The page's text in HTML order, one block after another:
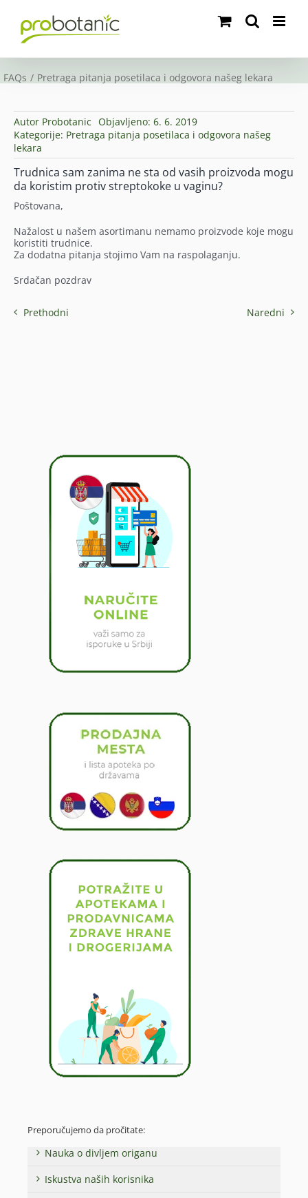
content
FAQs Pretraga pitanja posetilaca i odgovora našeg lekara
Autor Probotanic Objavljeno: 6. 6. 2019
Kategorije: Pretraga pitanja posetilaca i odgovora našeg
lekara
Trudnica sam zanima ne sta od vasih proizvoda mogu
da koristim protiv streptokoke u vaginu?
Poštovana,
Nažalost u našem asortimanu nemamo proizvode koje mogu
koristiti trudnice.
Za dodatna pitanja stojimo Vam na raspolaganju.
Srdačan pozdrav
Prethodni Naredni
Preporučujemo da pročitate:
Nauka o divljem origanu
Iskustva naših korisnika